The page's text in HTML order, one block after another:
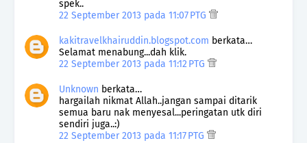
spek..
22 September 2013 pada 11:07 PTG
kakitravelkhairuddin.blogspot.com berkata…
Selamat menabung...dah klik.
22 September 2013 pada 11:12 PTG
Unknown berkata…
hargailah nikmat Allah..jangan sampai ditarik
semua baru nak menyesal...peringatan utk diri
sendiri juga..:)
22 September 2013 pada 11:17 PTG